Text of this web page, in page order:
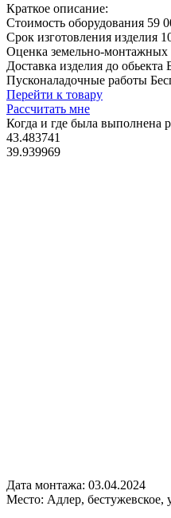
Краткое описание:
Стоимость оборудования 59
Срок изготовления изделия
Оценка земельно-монтажных
Доставка изделия до обьекта
Пусконаладочные работы
Перейти к товару
Рассчитать мне
Когда и где была выполнена
43.483741
39.939969
Дата монтажа: 03.04.2024
Место: Адлер, бестужевское,